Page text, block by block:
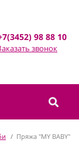
98 88 10
звонок
Пряжа "MY BABY"